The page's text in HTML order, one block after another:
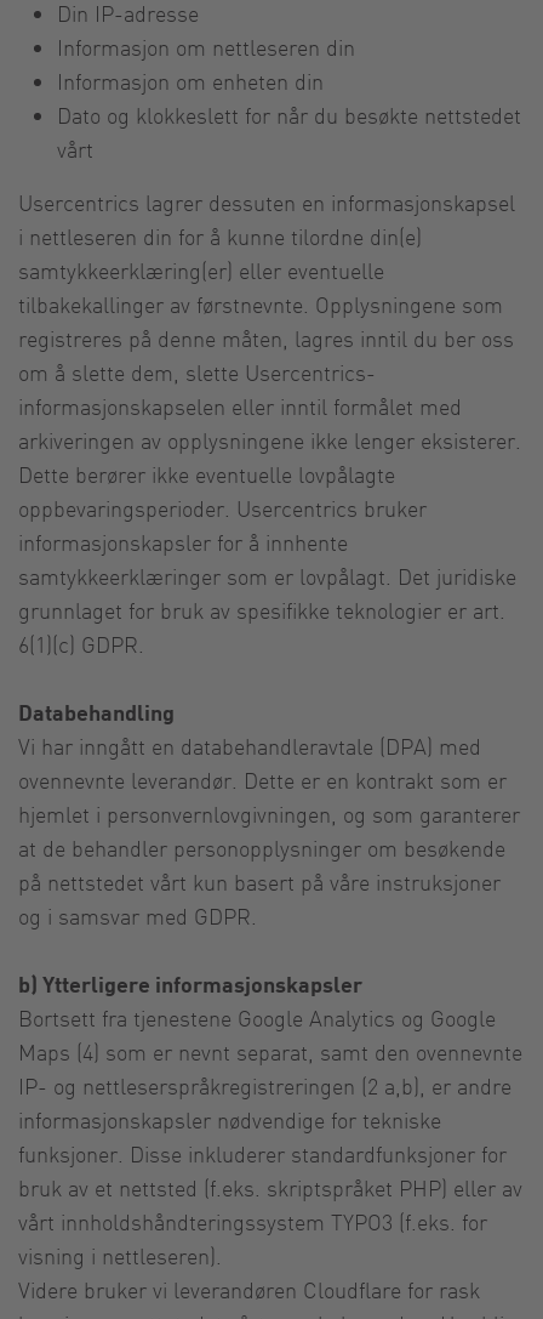
Din IP-adresse
Informasjon om nettleseren din
Informasjon om enheten din
Dato og klokkeslett for når du besøkte nettstedet
vårt
Usercentrics lagrer dessuten en informasjonskapsel
i nettleseren din for å kunne tilordne din(e)
samtykkeerklæring(er) eller eventuelle
tilbakekallinger av førstnevnte. Opplysningene som
registreres på denne måten, lagres inntil du ber oss
om å slette dem, slette Usercentrics-
informasjonskapselen eller inntil formålet med
arkiveringen av opplysningene ikke lenger eksisterer.
Dette berører ikke eventuelle lovpålagte
oppbevaringsperioder. Usercentrics bruker
informasjonskapsler for å innhente
samtykkeerklæringer som er lovpålagt. Det juridiske
grunnlaget for bruk av spesifikke teknologier er art.
6(1)(c) GDPR.
Databehandling
Vi har inngått en databehandleravtale (DPA) med
ovennevnte leverandør. Dette er en kontrakt som er
hjemlet i personvernlovgivningen, og som garanterer
at de behandler personopplysninger om besøkende
på nettstedet vårt kun basert på våre instruksjoner
og i samsvar med GDPR.
b) Ytterligere informasjonskapsler
Bortsett fra tjenestene Google Analytics og Google
Maps (4) som er nevnt separat, samt den ovennevnte
IP- og nettleserspråkregistreringen (2 a,b), er andre
informasjonskapsler nødvendige for tekniske
funksjoner. Disse inkluderer standardfunksjoner for
bruk av et nettsted (f.eks. skriptspråket PHP) eller av
vårt innholdshåndteringssystem TYPO3 (f.eks. for
visning i nettleseren).
Videre bruker vi leverandøren Cloudflare for rask